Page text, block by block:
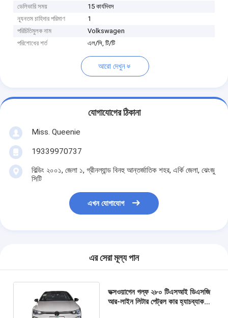
ডেলিভারি সময়
15 কার্যদিবস
ন্যূনতম চাহিদার পরিমাণ
1
পরিচিতিমুলক নাম
Volkswagen
পরিশোধের শর্ত
এল/সি, টি/টি
আরো দেখুন
যোগাযোগের ঠিকানা
Miss. Queenie
19339970737
বিল্ডিং ২০০১, জেলা ১, গ্রীনল্যান্ড বিনহু আন্তর্জাতিক শহর, এর্কি জেলা, ঝেংজু
সিটি
এখন যোগাযোগ
এর সেরা মূল্য পান
ভক্সওয়াগেন গল্ফ ২৮০ টিএসআই ডিএসজি
আর-লাইন লিটার পেট্রল কার হ্যাচব্যাক